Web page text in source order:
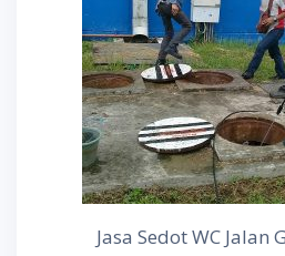
Jasa Sedot WC Jalan